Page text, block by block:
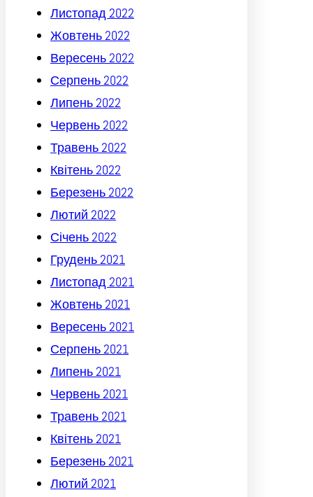
Листопад 2022
Жовтень 2022
Вересень 2022
Серпень 2022
Липень 2022
Червень 2022
Травень 2022
Квітень 2022
Березень 2022
Лютий 2022
Січень 2022
Грудень 2021
Листопад 2021
Жовтень 2021
Вересень 2021
Серпень 2021
Липень 2021
Червень 2021
Травень 2021
Квітень 2021
Березень 2021
Лютий 2021